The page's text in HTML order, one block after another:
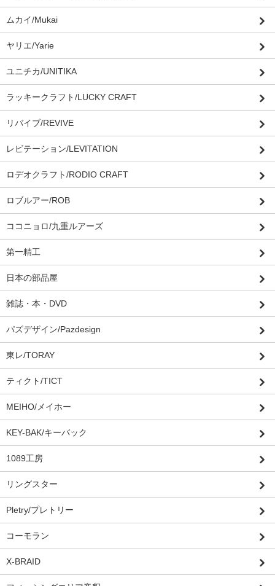
ムカイ/Mukai
ヤリエ/Yarie
ユニチカ/UNITIKA
ラッキークラフト/LUCKY CRAFT
リバイブ/REVIVE
レビテーション/LEVITATION
ロデオクラフト/RODIO CRAFT
ロブルアー/ROB
ココニョロ/九重ルアーズ
第一精工
日本の部品屋
雑誌・本・DVD
パズデザイン/Pazdesign
東レ/TORAY
ティクト/TICT
MEIHO/メイホー
KEY-BAK/キーバック
1089工房
リングスター
Pletry/プレトリー
コーモラン
X-BRAID